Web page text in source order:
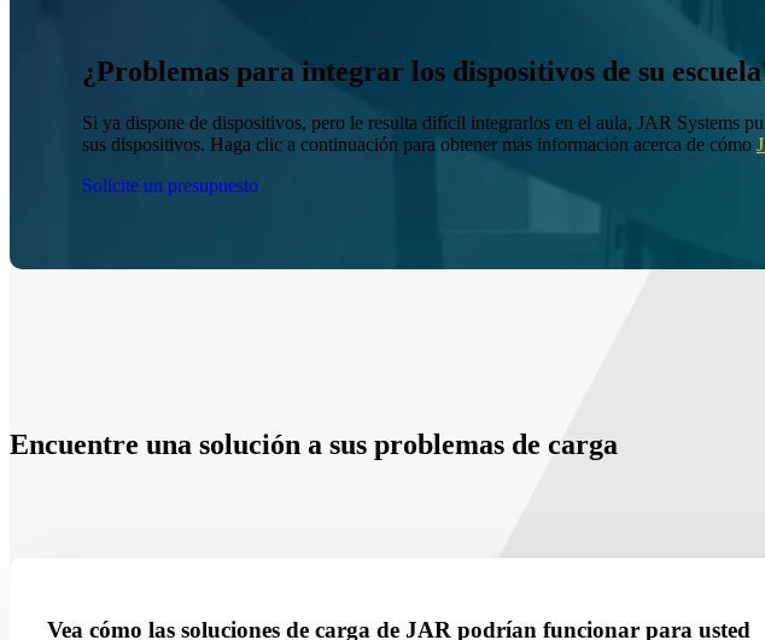
¿Problemas para integrar los dispositivos de su
Si ya dispone de dispositivos, pero le resulta difícil integrarlos en el aula, JAR Systems
sus dispositivos. Haga clic a continuación para obtener más información acerca de cómo
Solicite un presupuesto
Encuentre una solución a sus problemas de carga
Vea cómo las soluciones de carga de JAR podrían funcionar para usted